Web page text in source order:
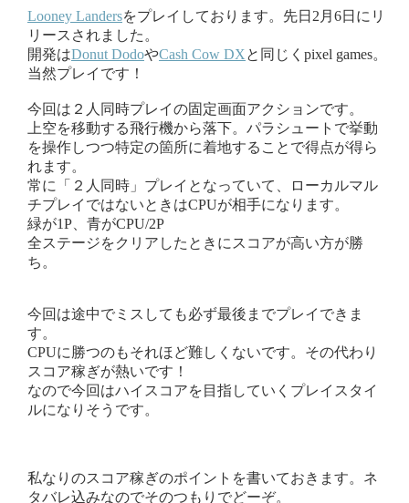
Looney Landersをプレイしております。先日2月6日にリ
リースされました。
開発はDonut DodoやCash Cow DXと同じくpixel games。
当然プレイです！
今回は２人同時プレイの固定画面アクションです。
上空を移動する飛行機から落下。パラシュートで挙動
を操作しつつ特定の箇所に着地することで得点が得ら
れます。
常に「２人同時」プレイとなっていて、ローカルマル
チプレイではないときはCPUが相手になります。
緑が1P、青がCPU/2P
全ステージをクリアしたときにスコアが高い方が勝
ち。
今回は途中でミスしても必ず最後までプレイできま
す。
CPUに勝つのもそれほど難しくないです。その代わり
スコア稼ぎが熱いです！
なので今回はハイスコアを目指していくプレイスタイ
ルになりそうです。
私なりのスコア稼ぎのポイントを書いておきます。ネ
タバレ込みなのでそのつもりでどーぞ。